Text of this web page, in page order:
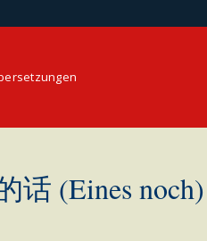
话 (Eines noch)